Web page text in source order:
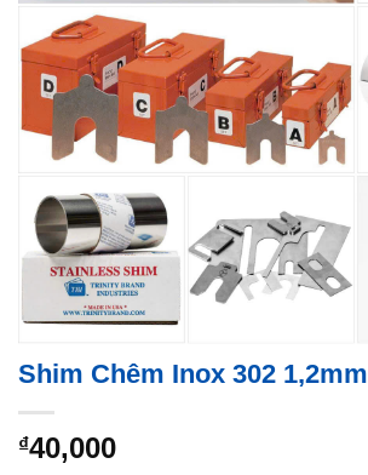
Shim Chêm Inox 302 1,2mm
₫40,000